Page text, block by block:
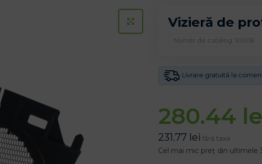
CLICK PENTRU A MARI
Vizieră de
Număr de catalog: 101018
Livrare gratuită la
280.44
231.77 lei fără taxe
Cel mai mic preț din ultimele